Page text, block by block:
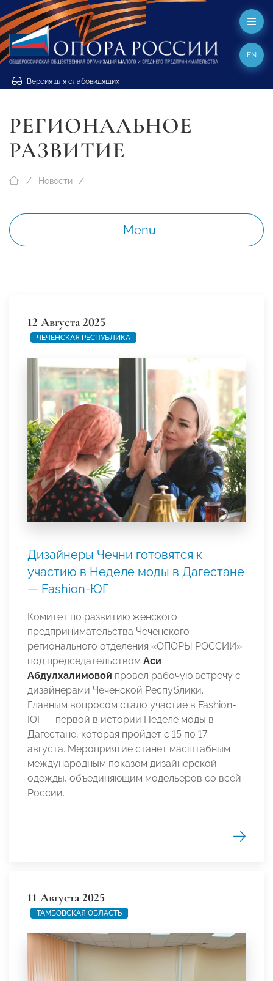
Версия для слабовидящих
EN
РЕГИОНАЛЬНОЕ
РАЗВИТИЕ
Новости
Menu
12 Августа 2025
ЧЕЧЕНСКАЯ РЕСПУБЛИКА
Дизайнеры Чечни готовятся к
участию в Неделе моды в Дагестане
— Fashion-ЮГ
Комитет по развитию женского
предпринимательства Чеченского
регионального отделения «ОПОРЫ РОССИИ»
под председательством Аси
Абдулхалимовой провел рабочую встречу с
дизайнерами Чеченской Республики.
Главным вопросом стало участие в Fashion-
ЮГ — первой в истории Неделе моды в
Дагестане, которая пройдет с 15 по 17
августа. Мероприятие станет масштабным
международным показом дизайнерской
одежды, объединяющим модельеров со всей
России.
11 Августа 2025
ТАМБОВСКАЯ ОБЛАСТЬ